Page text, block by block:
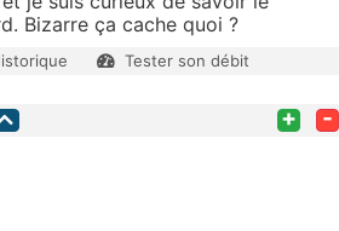
Bizarre ça cache quoi ?
Tester son débit
+ -